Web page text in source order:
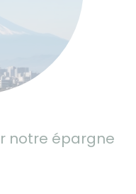
notre épargne